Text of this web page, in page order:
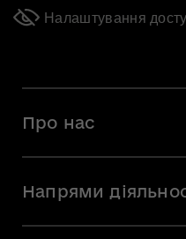
Налаштування
Про нас
Команда
Вакансії
Напрями